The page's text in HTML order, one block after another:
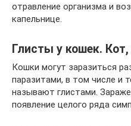
отравление организма и
капельнице.
Глисты у кошек.
Кошки могут заразиться
паразитами, в том числе и
называют глистами.
появление целого ряда